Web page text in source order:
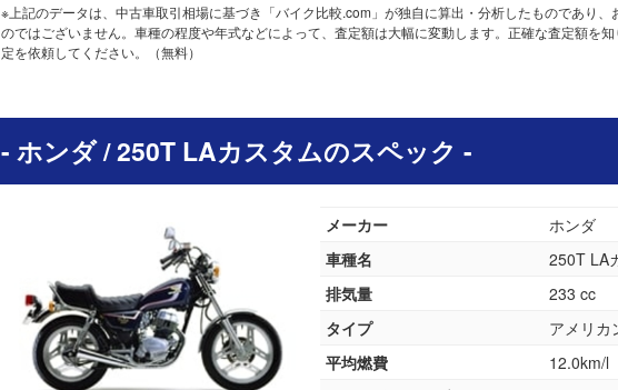
※上記のデータは、中古車取引相場に基づき「バイク比較.com」が独自に算出・分析したものであり、
のではございません。車種の程度や年式などによって、査定額は大幅に変動します。正確な査定額を
定を依頼してください。（無料）
- ホンダ / 250T LAカスタムのスペック -
メーカー
ホンダ
車種名
250T LA
排気量
233 cc
タイプ
アメリカ
平均燃費
12.0km/l